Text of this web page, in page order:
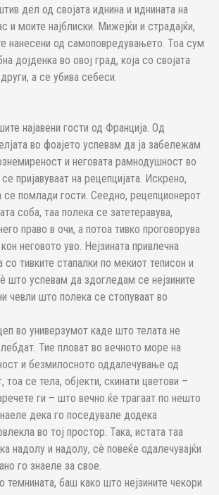
дел од својата иднина и иднината на
и моите најблиски. Мижејќи и страдајќи,
нанесени од самоповредувањето. Тоа сум
дојденка во овој град, која со својата
а се убива себеси.
најавени гости од Франција. Од
во фоајето успевам да ја забележам
и неговата рамнодушност во
пријавуваат на рецепцијата. Искрено,
се помлади гости. Сеедно, рецепционерот
соба, таа полека се затетеравува,
право в очи, а потоа тивко проговорува
неговото уво. Нејзината привлечна
со тивките стапалки по мекиот теписон и
што успевам да здогледам се нејзините
чевли што полека се стопуваат во
во универзумот каде што телата не
лебдат. Тие пловат во вечното море на
и безмилосното оддалечување од
се тела, објекти, скинати цветови –
ги – што вечно ќе трагаат по нешто
дека го поседувале додека
во тој простор. Така, истата таа
надолу и надолу, сѐ повеќе одалечувајќи
го знаеле за свое.
темнината, баш како што нејзините чекори